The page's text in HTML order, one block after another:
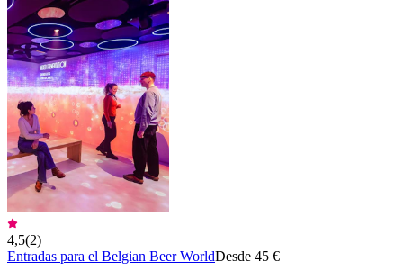
4,5(2)
Entradas para el Belgian Beer WorldDesde 45 €